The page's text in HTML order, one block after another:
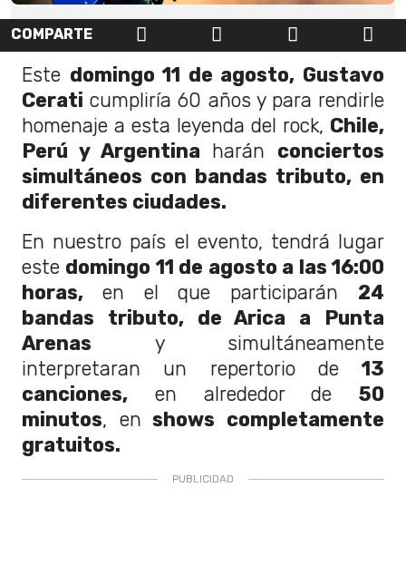
COMPARTE
Este domingo 11 de agosto, Gustavo
Cerati cumpliría 60 años y para rendirle
homenaje a esta leyenda del rock, Chile,
Perú y Argentina harán conciertos
simultáneos con bandas tributo, en
diferentes ciudades.
En nuestro país el evento, tendrá lugar
este domingo 11 de agosto a las 16:00
horas, en el que participarán 24
bandas tributo, de Arica a Punta
Arenas y simultáneamente
interpretaran un repertorio de13
canciones, en alrededor de 50
minutos, en shows completamente
gratuitos.